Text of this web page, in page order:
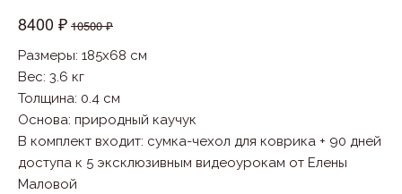
8400 ₽ 10500 ₽
Размеры: 185x68 см
Вес: 3.6 кг
Толщина: 0.4 см
Основа: природный каучук
В комплект входит: cумка-чехол для коврика + 90 дней
доступа к 5 эксклюзивным видеоурокам от Елены
Маловой